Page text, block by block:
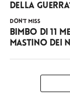
della
DON'T MISS
Bimbo di 11
mastino dei